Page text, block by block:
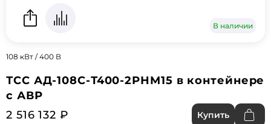
В наличии
108 кВт / 400 В
ТСС АД-108C-Т400-2РНМ15 в контейнере
с АВР
2 516 132 ₽
Купить